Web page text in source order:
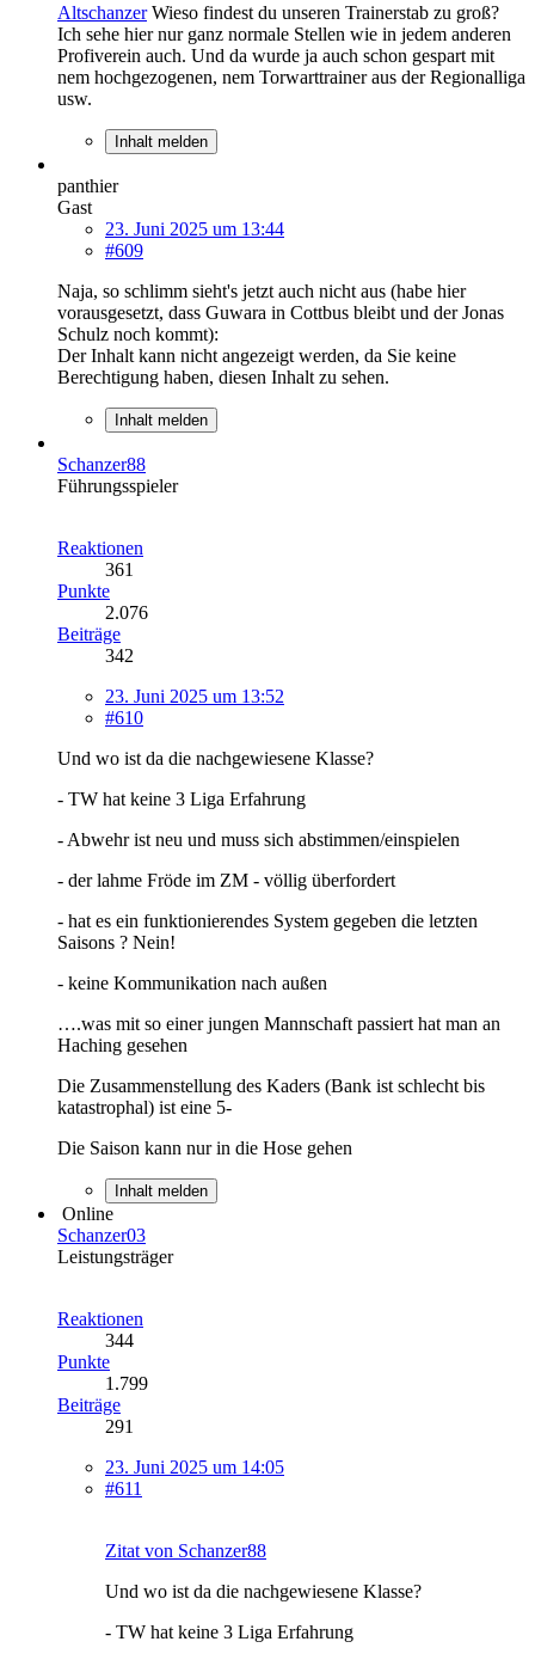
AltschanzerWieso findest du unseren Trainerstab zu groß?
Ich sehe hier nur ganz normale Stellen wie in jedem anderen
Profiverein auch. Und da wurde ja auch schon gespart mit
nem hochgezogenen, nem Torwarttrainer aus der Regionalliga
usw.
Inhalt melden
panthier
Gast
23. Juni 2025 um 13:44
#609
Naja, so schlimm sieht's jetzt auch nicht aus (habe hier
vorausgesetzt, dass Guwara in Cottbus bleibt und der Jonas
Schulz noch kommt):
Der Inhalt kann nicht angezeigt werden, da Sie keine
Berechtigung haben, diesen Inhalt zu sehen.
Inhalt melden
Schanzer88
Führungsspieler
Reaktionen
361
Punkte
2.076
Beiträge
342
23. Juni 2025 um 13:52
#610
Und wo ist da die nachgewiesene Klasse?
- TW hat keine 3 Liga Erfahrung
- Abwehr ist neu und muss sich abstimmen/einspielen
- der lahme Fröde im ZM - völlig überfordert
- hat es ein funktionierendes System gegeben die letzten
Saisons ? Nein!
- keine Kommunikation nach außen
….was mit so einer jungen Mannschaft passiert hat man an
Haching gesehen
Die Zusammenstellung des Kaders (Bank ist schlecht bis
katastrophal) ist eine 5-
Die Saison kann nur in die Hose gehen
Inhalt melden
Online
Schanzer03
Leistungsträger
Reaktionen
344
Punkte
1.799
Beiträge
291
23. Juni 2025 um 14:05
#611
Zitat von Schanzer88
Und wo ist da die nachgewiesene Klasse?
- TW hat keine 3 Liga Erfahrung